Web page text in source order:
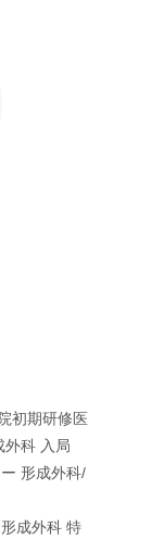
初期研修医
外科 入局
形成外科/
成外科 特